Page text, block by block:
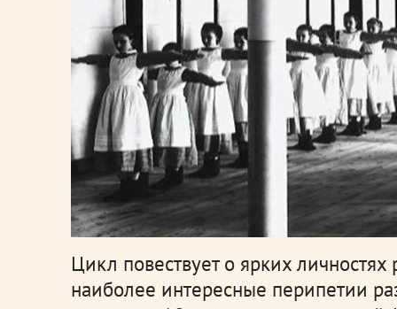
Цикл повествует о ярких
наиболее интересные перипетии